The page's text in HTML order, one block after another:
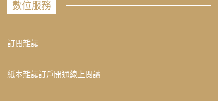
數位服務
訂閱雜誌
紙本雜誌訂戶開通線上閱讀